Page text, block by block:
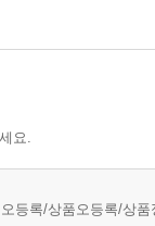
요.
등록/상품오등록/상